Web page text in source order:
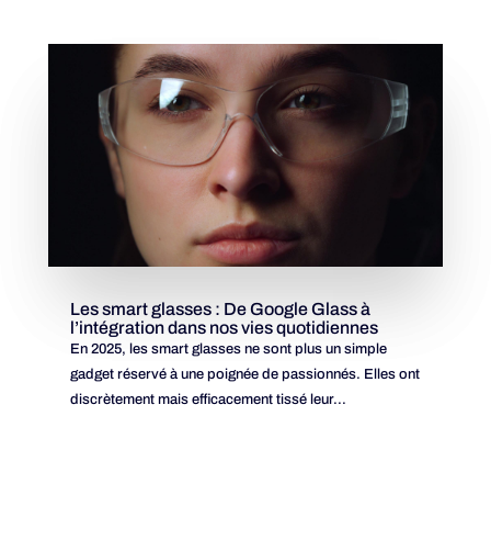
Les smart glasses : De Google Glass à
l’intégration dans nos vies quotidiennes
En 2025, les smart glasses ne sont plus un simple
gadget réservé à une poignée de passionnés. Elles ont
discrètement mais efficacement tissé leur...